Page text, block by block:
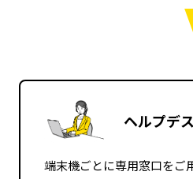
ヘルプデ
端末機ごとに専用窓口をご